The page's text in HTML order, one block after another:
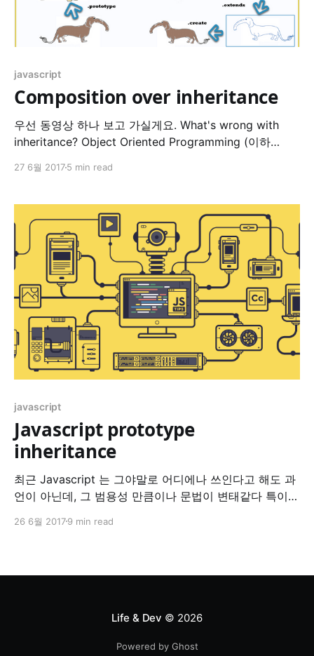
javascript
Composition over inheritance
우선 동영상 하나 보고 가실게요. What's wrong with
inheritance? Object Oriented Programming (이하
용되는 방법 중 가장 대표적인 것이 아마 inheritance 일
적되어 왔다. 대표적인 것이 이른바 고릴라 바나나 역설
이다. I think the lack
27 6월 20175 min read
Javascript prototype inheritance
javascript
Javascript prototype
inheritance
최근 Javascript 는 그야말로 어디에나 쓰인다고 해도 과
언이 아닌데, 그 범용성 만큼이나 문법이 변태같다 특이하
딩을 지원하기 때문에 더더욱 그렇다. 게다가 class 도 아
[FunFunFunction](https://www.
26 6월 20179 min read
Life & Dev © 2026
Powered by Ghost